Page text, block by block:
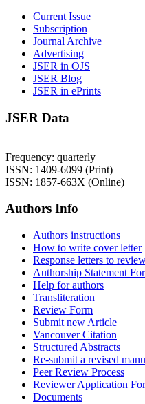
Current Issue
Subscription
Journal Archive
Advertising
JSER in OJS
JSER Blog
JSER in ePrints
JSER Data
Frequency: quarterly
ISSN: 1409-6099 (Print)
ISSN: 1857-663X (Online)
Authors Info
Authors instructions
How to write cover letter
Response letters to
Authorship Statement
Help for authors
Transliteration
Review Form
Submit new Article
Vancouver Citation
Structured Abstracts
Re-submit a revised
Peer Review Process
Reviewer Application
Documents